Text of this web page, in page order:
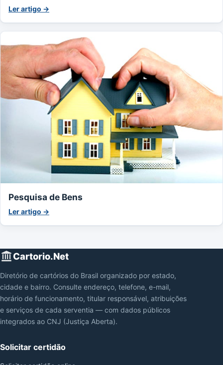
Ler artigo →
Pesquisa de Bens
Ler artigo →
Cartorio.Net
Diretório de cartórios do Brasil organizado por estado,
cidade e bairro. Consulte endereço, telefone, e-mail,
horário de funcionamento, titular responsável, atribuições
e serviços de cada serventia — com dados públicos
integrados ao CNJ (Justiça Aberta).
Solicitar certidão